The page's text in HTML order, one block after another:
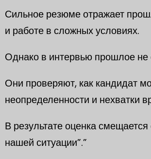
Сильное резюме отражает
и работе в сложных условиях.
Однако в интервью прошлое не
Они проверяют, как кандидат
неопределенности и нехватки
В результате оценка
нашей ситуации”.”